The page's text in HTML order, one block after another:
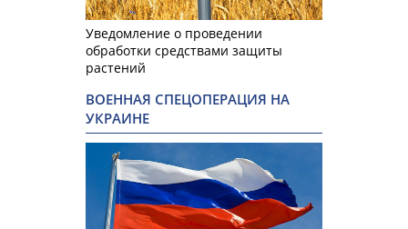
Уведомление о проведении
обработки средствами защиты
растений
ВОЕННАЯ СПЕЦОПЕРАЦИЯ НА
УКРАИНЕ